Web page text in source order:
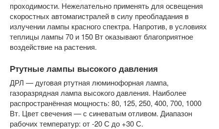
проходимости. Нежелательно применять для освещения
скоростных автомагистралей в силу преобладания в
излучении лампы красного спектра. Напротив, в условиях
теплицы лампы 70 и 150 Вт оказывают благоприятное
воздействие на растения.
Ртутные лампы высокого давления
ДРЛ — дуговая ртутная люминофорная лампа,
газоразрядная лампа высокого давления. Наиболее
распространённая мощность: 80, 125, 250, 400, 700, 1000
Вт. Цвет свечения — с синеватым отливом. Диапазон
рабочих температур: от -20 С до +30 С.